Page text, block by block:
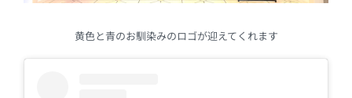
黄色と青のお馴染みのロゴが迎えてくれます